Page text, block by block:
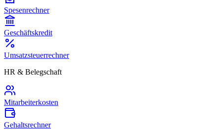
Spesenrechner
Geschäftskredit
Umsatzsteuerrechner
HR & Belegschaft
Mitarbeiterkosten
Gehaltsrechner